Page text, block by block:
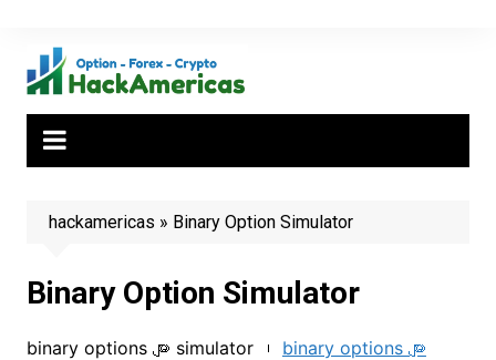
content
hackamericas » Binary Option Simulator
Binary Option Simulator
binary options များ simulator ၊ binary options များ